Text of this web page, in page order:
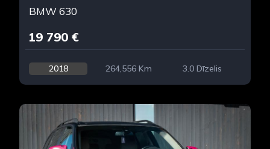
BMW 630
19 790 €
2018 264,556 Km 3.0 Dīzelis